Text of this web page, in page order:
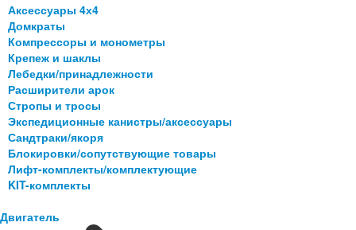
Аксессуары 4х4
Домкраты
Компрессоры и монометры
Крепеж и шаклы
Лебедки/принадлежности
Расширители арок
Стропы и тросы
Экспедиционные канистры/аксессуары
Сандтраки/якоря
Блокировки/сопутствующие товары
Лифт-комплекты/комплектующие
KIT-комплекты
Двигатель